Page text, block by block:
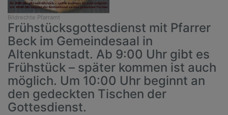
Bildrechte Pfarramt
Frühstücksgottesdienst mit Pfarrer
Beck im Gemeindesaal in
Altenkunstadt. Ab 9:00 Uhr gibt es
Frühstück – später kommen ist auch
möglich. Um 10:00 Uhr beginnt an
den gedeckten Tischen der
Gottesdienst.